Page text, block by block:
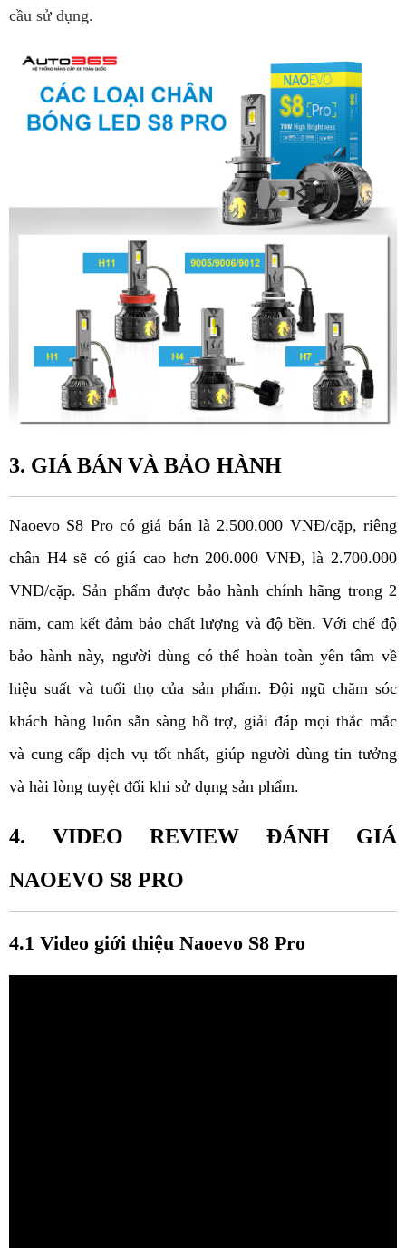
cầu sử dụng.
3. GIÁ BÁN VÀ BẢO HÀNH
Naoevo S8 Pro có giá bán là 2.500.000 VNĐ/cặp, riêng
chân H4 sẽ có giá cao hơn 200.000 VNĐ, là 2.700.000
VNĐ/cặp. Sản phẩm được bảo hành chính hãng trong 2
năm, cam kết đảm bảo chất lượng và độ bền. Với chế độ
bảo hành này, người dùng có thể hoàn toàn yên tâm về
hiệu suất và tuổi thọ của sản phẩm. Đội ngũ chăm sóc
khách hàng luôn sẵn sàng hỗ trợ, giải đáp mọi thắc mắc
và cung cấp dịch vụ tốt nhất, giúp người dùng tin tưởng
và hài lòng tuyệt đối khi sử dụng sản phẩm.
4. VIDEO REVIEW ĐÁNH GIÁ
NAOEVO S8 PRO
4.1 Video giới thiệu Naoevo S8 Pro